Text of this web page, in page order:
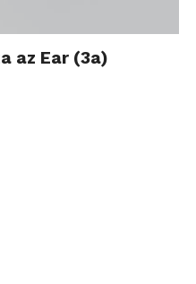
az Ear (3a)